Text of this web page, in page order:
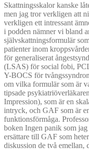
Skattningsskalor kanske
men jag tror verkligen att
verkligen ett intressant
i podden nämner vi bland
självskattningsformulär
patienter inom
för generaliserat
(LSAS) för social fobi,
Y-BOCS för
om vilka formulär som är
tipsade
Impression), som är en
intryck, och GAF som är
funktionsförmåga.
boken Ingen panik som
ersättare till GAF som
diskussion de två emellan,